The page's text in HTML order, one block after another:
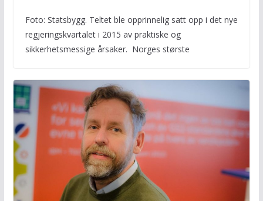
Foto: Statsbygg. Teltet ble opprinnelig satt opp i det nye
regjeringskvartalet i 2015 av praktiske og
sikkerhetsmessige årsaker. Norges største